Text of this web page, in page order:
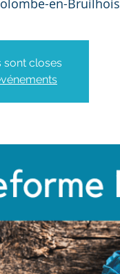
en-Bruilhois
sont closes